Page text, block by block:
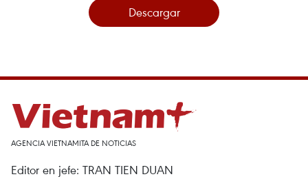
Descargar
AGENCIA VIETNAMITA DE NOTICIAS
Editor en jefe: TRAN TIEN DUAN